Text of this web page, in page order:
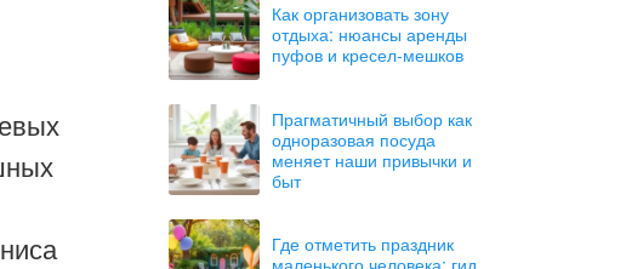
Как организовать зону
отдыха: нюансы аренды
пуфов и кресел-мешков
Прагматичный выбор как
одноразовая посуда
меняет наши привычки и
быт
Где отметить праздник
маленького человека: гид